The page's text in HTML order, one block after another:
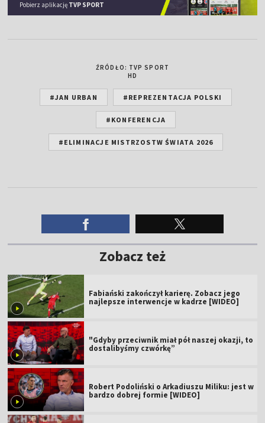
Pobierz aplikację TVP SPORT
ŹRÓDŁO: TVP SPORT
HD
#JAN URBAN #REPREZENTACJA POLSKI
#KONFERENCJA
#ELIMINACJE MISTRZOSTW ŚWIATA 2026
Zobacz też
Fabiański zakończył karierę. Zobacz jego
najlepsze interwencje w kadrze [WIDEO]
"Gdyby przeciwnik miał pół naszej okazji, to
dostalibyśmy czwórkę”
Robert Podoliński o Arkadiuszu Miliku: jest w
bardzo dobrej formie [WIDEO]